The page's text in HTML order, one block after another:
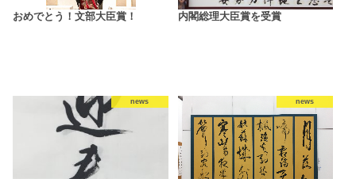
おめでとう！文部大臣賞！ 内閣総理大臣賞を受賞
news news